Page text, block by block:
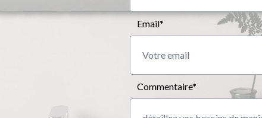
Email*
Commentaire*